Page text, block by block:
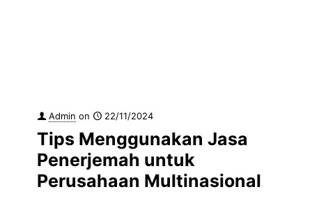
Admin on 22/11/2024
Tips Menggunakan Jasa
Penerjemah untuk
Perusahaan Multinasional